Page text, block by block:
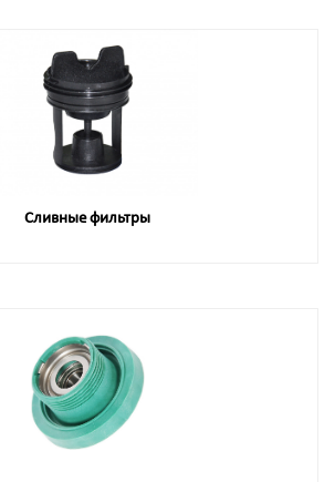
Сливные фильтры